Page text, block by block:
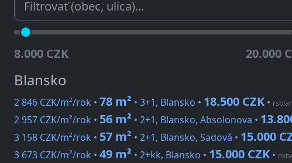
8.000 CZK 20.000
Blansko
2 846 CZK/m²/rok • 78 m² • 3+1, Blansko • 18.500 CZK •
2 957 CZK/m²/rok • 56 m² • 2+1, Blansko, Absolonova •
3 158 CZK/m²/rok • 57 m² • 2+1, Blansko, Sadová • 15.000
3 673 CZK/m²/rok • 49 m² • 2+kk, Blansko • 15.000 CZK •